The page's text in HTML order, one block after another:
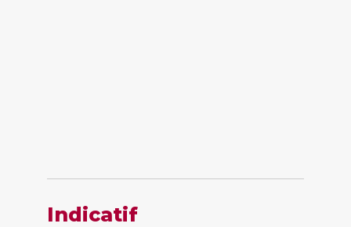
Indicatif